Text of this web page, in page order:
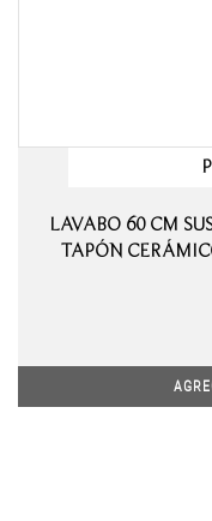
LAVABO 60 CM
TAPÓN